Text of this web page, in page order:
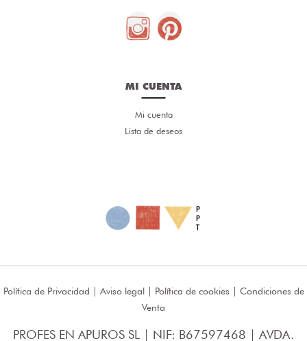
MI CUENTA
Mi cuenta
Lista de deseos
Política de Privacidad | Aviso legal| Política de cookies | Condiciones de
Venta
PROFES EN APUROS SL | NIF: B67597468 | AVDA.